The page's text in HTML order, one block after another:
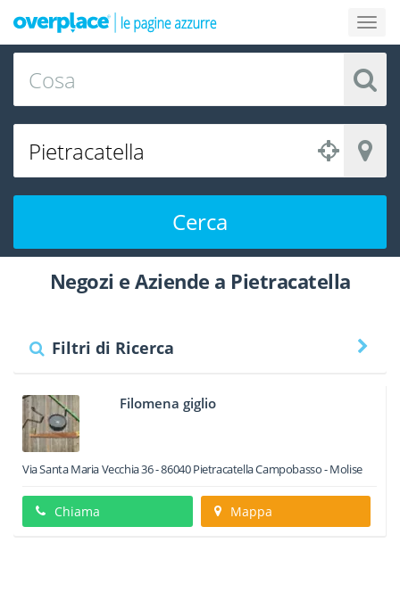
Cerca
Negozi e Aziende a Pietracatella
Filtri di Ricerca
Filomena giglio
Via Santa Maria Vecchia 36-86040PietracatellaCampobasso -Molise
Chiama Mappa